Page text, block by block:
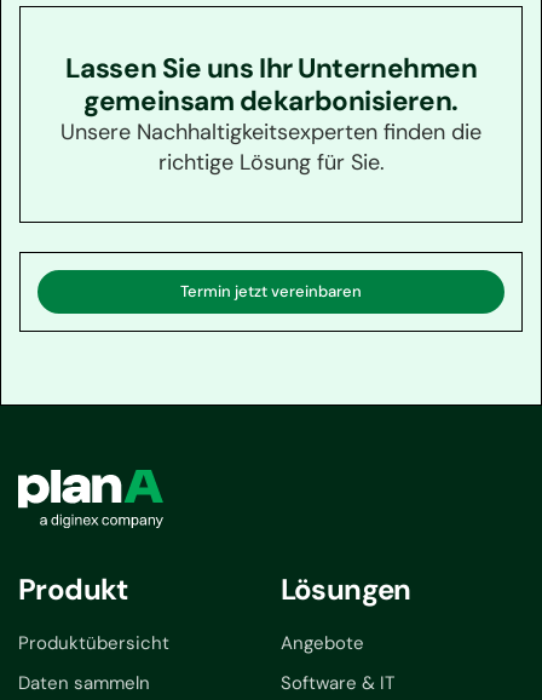
Lassen Sie uns Ihr Unternehmen
gemeinsam dekarbonisieren.
Unsere Nachhaltigkeitsexperten finden die
richtige Lösung für Sie.
Termin jetzt vereinbaren
Produkt
Produktübersicht
Daten sammeln
Lösungen
Angebote
Software & IT